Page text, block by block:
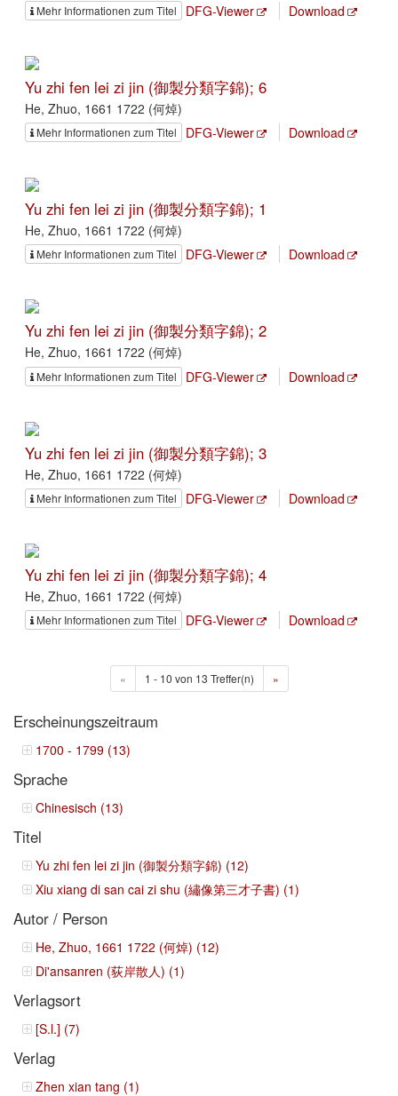
Mehr Informationen zum Titel DFG-Viewer Download
Yu zhi fen lei zi jin (御製分類字錦); 6
He, Zhuo, 1661 1722 (何焯)
Mehr Informationen zum Titel DFG-Viewer Download
Yu zhi fen lei zi jin (御製分類字錦); 1
He, Zhuo, 1661 1722 (何焯)
Mehr Informationen zum Titel DFG-Viewer Download
Yu zhi fen lei zi jin (御製分類字錦); 2
He, Zhuo, 1661 1722 (何焯)
Mehr Informationen zum Titel DFG-Viewer Download
Yu zhi fen lei zi jin (御製分類字錦); 3
He, Zhuo, 1661 1722 (何焯)
Mehr Informationen zum Titel DFG-Viewer Download
Yu zhi fen lei zi jin (御製分類字錦); 4
He, Zhuo, 1661 1722 (何焯)
Mehr Informationen zum Titel DFG-Viewer Download
« 1 - 10 von 13 Treffer(n) »
Erscheinungszeitraum
1700 - 1799 (13)
Sprache
Chinesisch (13)
Titel
Yu zhi fen lei zi jin (御製分類字錦) (12)
Xiu xiang di san cai zi shu (繡像第三才子書) (1)
Autor / Person
He, Zhuo, 1661 1722 (何焯) (12)
Di'ansanren (荻岸散人) (1)
Verlagsort
[S.l.] (7)
Verlag
Zhen xian tang (1)